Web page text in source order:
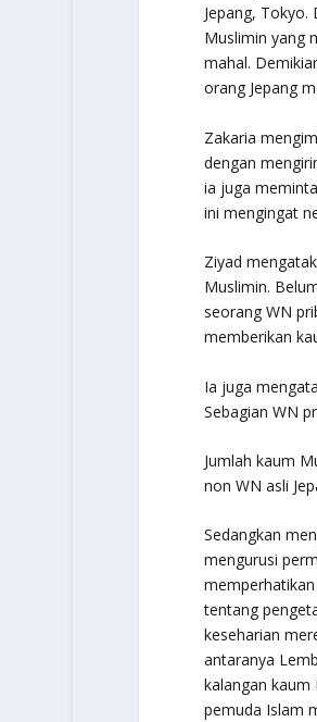
Jepang,
Muslimin yang
mahal.
orang Jepang
Zakaria
dengan
ia juga
ini mengingat
Ziyad
Muslimin.
seorang WN
memberikan
Ia juga
Sebagian WN
Jumlah kaum
non WN asli
Sedangkan
mengurusi
tentang
keseharian
antaranya
kalangan kaum
pemuda Islam